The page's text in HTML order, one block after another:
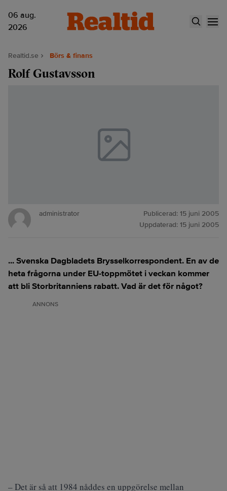
06 aug.
2026
Realtid.se Börs & finans
Rolf Gustavsson
administrator Publicerad: 15 juni 2005
Uppdaterad: 15 juni 2005
... Svenska Dagbladets Brysselkorrespondent. En av de
heta frågorna under EU-toppmötet i veckan kommer
att bli Storbritanniens rabatt. Vad är det för något?
ANNONS
– Det är så att 1984 nåddes en uppgörelse mellan